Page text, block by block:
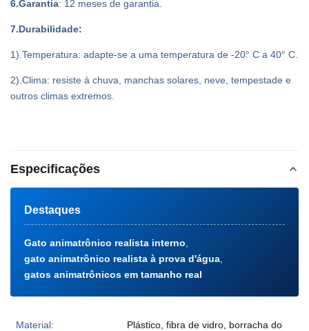
6.Garantia: 12 meses de garantia.
7.Durabilidade:
1).Temperatura: adapte-se a uma temperatura de -20° C a 40° C.
2).Clima: resiste à chuva, manchas solares, neve, tempestade e
outros climas extremos.
Especificações
Destaques
Gato animatrônico realista interno
gato animatrônico realista à prova d'água
gatos animatrônicos em tamanho real
Material:
Plástico, fibra de vidro, borracha do